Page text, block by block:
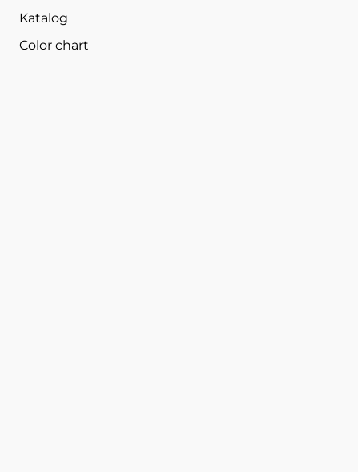
Katalog
Color chart